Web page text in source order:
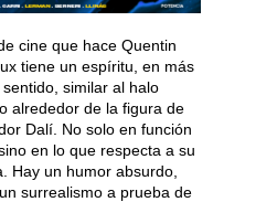
cine que hace Quentin
tiene un espíritu, en más
similar al halo
alrededor de la figura de
Dalí. No solo en función
en lo que respecta a su
Hay un humor absurdo,
surrealismo a prueba de